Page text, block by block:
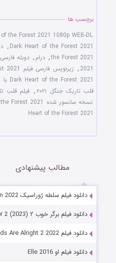
برچسب ها
the Forest 2021 1080p WEB-DL
Dark Heart of the Forest 2021
,
the Forest 2021
, درام ,
2021
, زیرنویس فارسی فیلم Dark Heart of the Forest 2021
Dark Heart of the Forest 2021 با زیرنویس چسبیده
قلب تاریک جنگل ۲۰۲۱
, فیلم قلب تاریک
نسخه سانسور شده Dark Heart of the Forest 2021
Heart of the Forest 2021
مطالب پیشنهادی
دانلود فیلم سلطه ژوراسیک Jurassic Domination 2022
دانلود فیلم برگر خوب ۲ Good Burger 2 (2023)
دانلود فیلم The Kids Are Alright 2 2022
دانلود فیلم او Elle 2016